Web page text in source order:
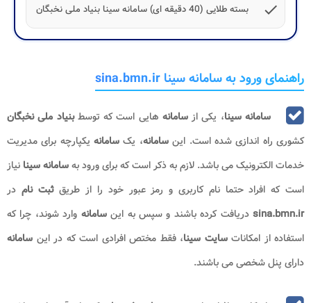
check بسته طلایی (40 دقیقه ای) سامانه سینا بنیاد ملی نخبگان
راهنمای ورود به سامانه سینا sina.bmn.ir
سامانه سینا، یکی ازسامانه هایی است که توسطبنیاد ملی نخبگان
کشوری راه اندازی شده است. اینسامانه، یک سامانه یکپارچه برای مدیریت
خدمات الکترونیک می باشد. لازم به ذکر است که برای ورود بهسامانه سینا نیاز
است که افراد حتما نام کاربری و رمز عبور خود را از طریقثبت نام در
sina.bmn.ir​دریافت کرده باشند و سپس به اینسامانه وارد شوند، چرا که
استفاده از امکانات سایت سینا، فقط مختص افرادی است که در این سامانه
دارای پنل شخصی می باشند.